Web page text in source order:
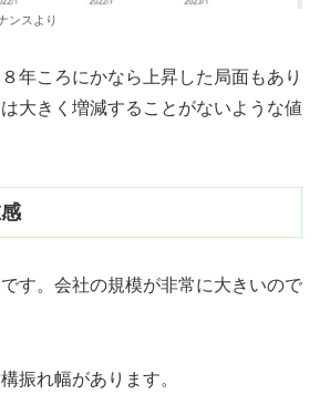
ンスより
年ころにかなら上昇した局面もあり
大きく増減することがないような値
す。会社の規模が非常に大きいので
振れ幅があります。